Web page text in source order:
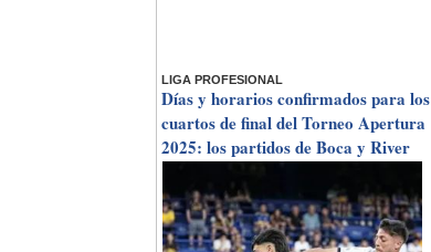
LIGA PROFESIONAL
Días y horarios confirmados para los
cuartos de final del Torneo Apertura
2025: los partidos de Boca y River